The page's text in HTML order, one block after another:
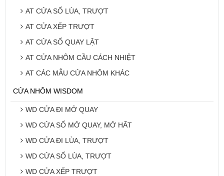
AT CỬA SỔ LÙA, TRƯỢT
AT CỬA XẾP TRƯỢT
AT CỬA SỔ QUAY LẬT
AT CỬA NHÔM CẦU CÁCH NHIỆT
AT CÁC MẪU CỬA NHÔM KHÁC
CỬA NHÔM WISDOM
WD CỬA ĐI MỞ QUAY
WD CỬA SỔ MỞ QUAY, MỞ HẤT
WD CỬA ĐI LÙA, TRƯỢT
WD CỬA SỔ LÙA, TRƯỢT
WD CỬA XẾP TRƯỢT